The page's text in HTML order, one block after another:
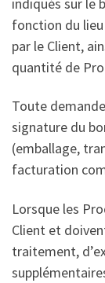
fonction du
par le Client,
quantité de
Toute
signature du
(emballage,
facturation
Lorsque les
Client et
traitement,